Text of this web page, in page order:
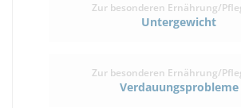
Zur besonderen Ernährung/
Untergewicht
Zur besonderen Ernährung/
Verdauungsprobleme